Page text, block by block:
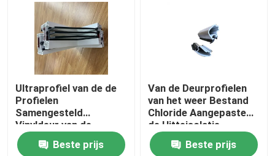
Ultraprofiel van de de
Profielen
Samengesteld
Vinyldeur van de
Prestatiesupvc Deur
1.5mm - 3mm
Beste prijs
Van de Deurprofielen
van het weer Bestand
Chloride Aangepaste
de Hitteisolatie
Beste prijs